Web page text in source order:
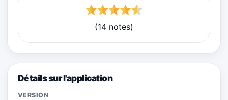
(14 notes)
Détails sur l'application
VERSION